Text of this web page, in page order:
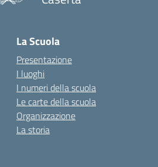
La Scuola
Presentazione
I luoghi
I numeri della scuola
Le carte della scuola
Organizzazione
La storia